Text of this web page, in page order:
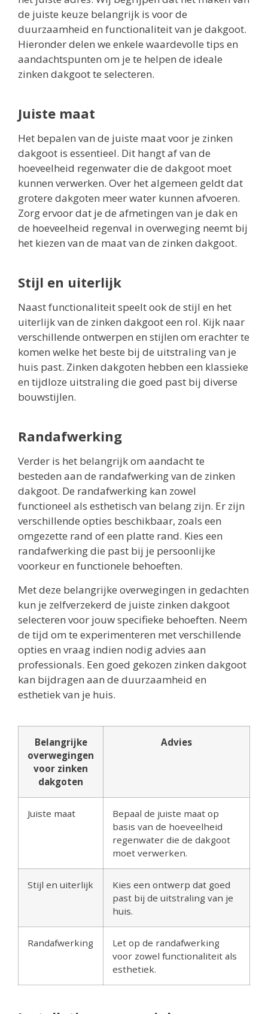
de juiste keuze belangrijk is voor de
duurzaamheid en functionaliteit van je dakgoot.
Hieronder delen we enkele waardevolle tips en
aandachtspunten om je te helpen de ideale
zinken dakgoot te selecteren.
Juiste maat
Het bepalen van de juiste maat voor je zinken
dakgoot is essentieel. Dit hangt af van de
hoeveelheid regenwater die de dakgoot moet
kunnen verwerken. Over het algemeen geldt dat
grotere dakgoten meer water kunnen afvoeren.
Zorg ervoor dat je de afmetingen van je dak en
de hoeveelheid regenval in overweging neemt bij
het kiezen van de maat van de zinken dakgoot.
Stijl en uiterlijk
Naast functionaliteit speelt ook de stijl en het
uiterlijk van de zinken dakgoot een rol. Kijk naar
verschillende ontwerpen en stijlen om erachter te
komen welke het beste bij de uitstraling van je
huis past. Zinken dakgoten hebben een klassieke
en tijdloze uitstraling die goed past bij diverse
bouwstijlen.
Randafwerking
Verder is het belangrijk om aandacht te
besteden aan de randafwerking van de zinken
dakgoot. De randafwerking kan zowel
functioneel als esthetisch van belang zijn. Er zijn
verschillende opties beschikbaar, zoals een
omgezette rand of een platte rand. Kies een
randafwerking die past bij je persoonlijke
voorkeur en functionele behoeften.
Met deze belangrijke overwegingen in gedachten
kun je zelfverzekerd de juiste zinken dakgoot
selecteren voor jouw specifieke behoeften. Neem
de tijd om te experimenteren met verschillende
opties en vraag indien nodig advies aan
professionals. Een goed gekozen zinken dakgoot
kan bijdragen aan de duurzaamheid en
esthetiek van je huis.
Belangrijke
overwegingen
voor zinken
dakgoten
Advies
Juiste maat
Bepaal de juiste maat op
basis van de hoeveelheid
regenwater die de dakgoot
moet verwerken.
Stijl en uiterlijk
Kies een ontwerp dat goed
past bij de uitstraling van je
huis.
Randafwerking
Let op de randafwerking
voor zowel functionaliteit als
esthetiek.